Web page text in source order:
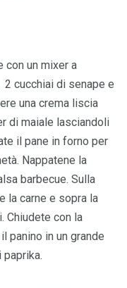
con un mixer a
cucchiai di senape e
una crema liscia
di maiale lasciandoli
il pane in forno per
Nappatene la
barbecue. Sulla
la carne e sopra la
Chiudete con la
panino in un grande